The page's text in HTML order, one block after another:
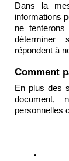
Dans la
informations
ne
déterminer
répondent à
Comment
En plus des
document,
personnelles